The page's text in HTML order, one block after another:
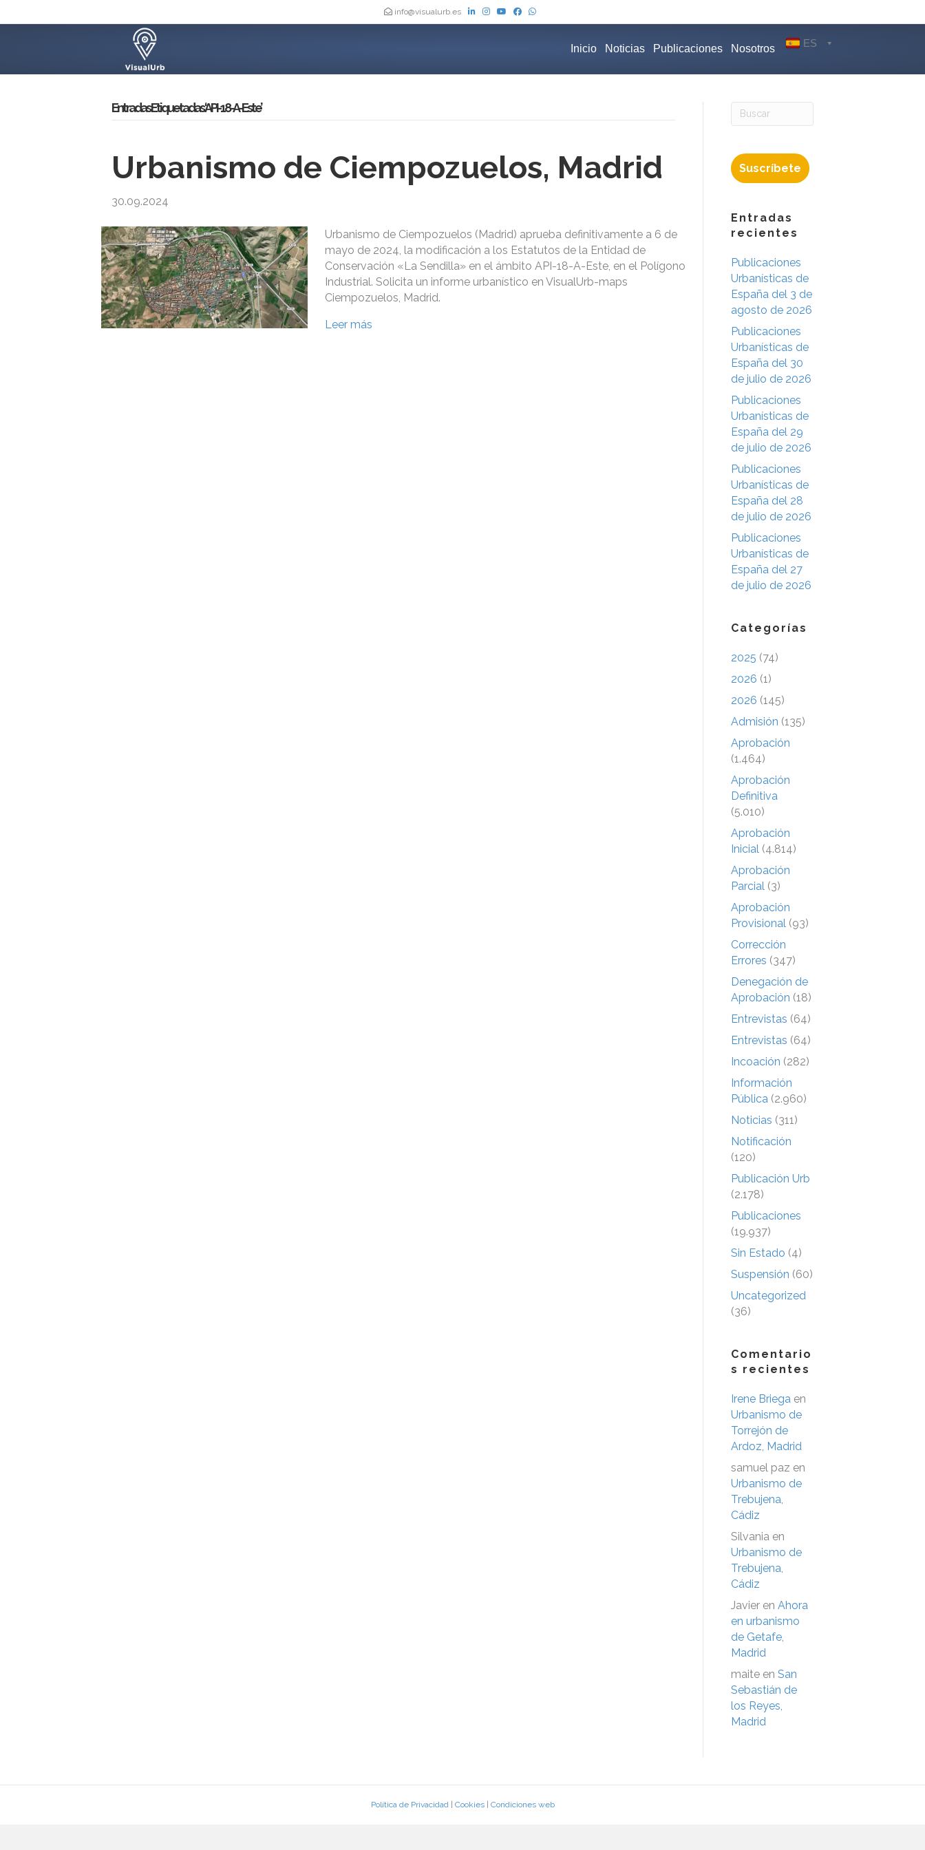
info@visualurb.es
Inicio Noticias Publicaciones Nosotros ES
Entradas Etiquetadas ‘API-18-A-Este’
Urbanismo de Ciempozuelos, Madrid
30.09.2024
Urbanismo de Ciempozuelos (Madrid) aprueba definitivamente a 6 de
mayo de 2024, la modificación a los Estatutos de la Entidad de
Conservación «La Sendilla» en el ámbito API-18-A-Este, en el Polígono
Industrial. Solicita un informe urbanístico en VisualUrb-maps
Ciempozuelos, Madrid.
Leer más
Suscríbete
Entradas
recientes
Publicaciones
Urbanísticas de
España del 3 de
agosto de 2026
Publicaciones
Urbanísticas de
España del 30
de julio de 2026
Publicaciones
Urbanísticas de
España del 29
de julio de 2026
Publicaciones
Urbanísticas de
España del 28
de julio de 2026
Publicaciones
Urbanísticas de
España del 27
de julio de 2026
Categorías
2025 (74)
2026 (1)
2026 (145)
Admisión (135)
Aprobación
(1.464)
Aprobación
Definitiva
(5.010)
Aprobación
Inicial (4.814)
Aprobación
Parcial (3)
Aprobación
Provisional (93)
Corrección
Errores (347)
Denegación de
Aprobación (18)
Entrevistas (64)
Entrevistas (64)
Incoación (282)
Información
Pública (2.960)
Noticias (311)
Notificación
(120)
Publicación Urb
(2.178)
Publicaciones
(19.937)
Sin Estado (4)
Suspensión (60)
Uncategorized
(36)
Comentario
s recientes
Irene Briega en
Urbanismo de
Torrejón de
Ardoz, Madrid
samuel paz en
Urbanismo de
Trebujena,
Cádiz
Silvania en
Urbanismo de
Trebujena,
Cádiz
Javier en Ahora
en urbanismo
de Getafe,
Madrid
maite en San
Sebastián de
los Reyes,
Madrid
Política de Privacidad| Cookies| Condiciones web